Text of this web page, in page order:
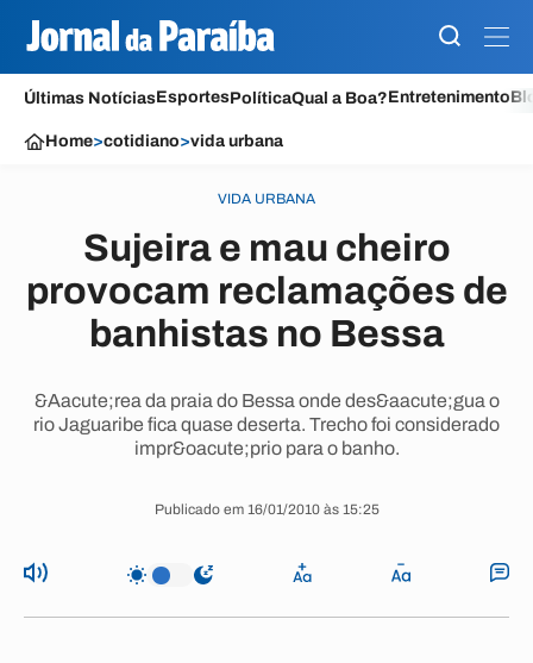
Últimas NotíciasEsportesPolíticaQual a Boa?Entretenimento
Home>cotidiano>vida urbana
VIDA URBANA
Sujeira e mau cheiro
provocam reclamações de
banhistas no Bessa
&Aacute;rea da praia do Bessa onde des&aacute;gua o
rio Jaguaribe fica quase deserta. Trecho foi considerado
impr&oacute;prio para o banho.
Publicado em 16/01/2010 às 15:25